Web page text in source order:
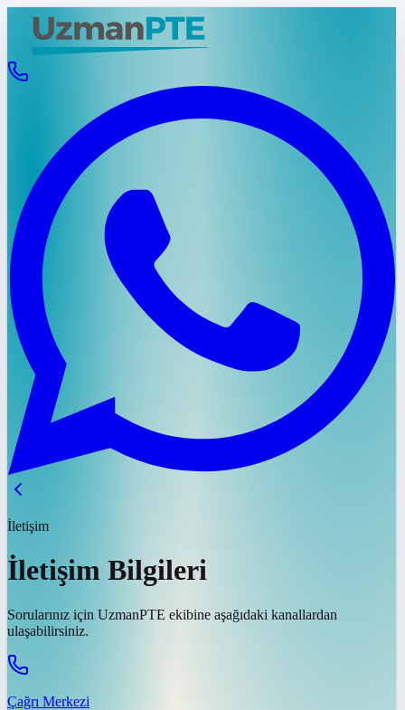
İletişim
İletişim Bilgileri
Sorularınız için UzmanPTE ekibine aşağıdaki kanallardan
ulaşabilirsiniz.
Çağrı Merkezi